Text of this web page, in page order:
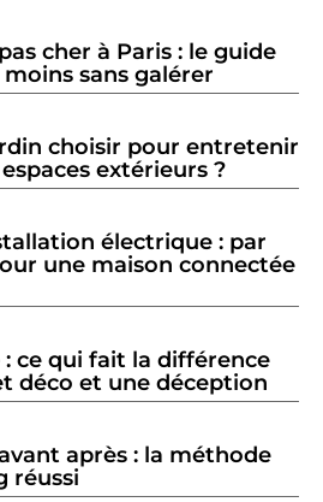
cher à Paris : le guide
sans galérer
choisir pour entretenir
extérieurs ?
électrique : par
une maison connectée
ce qui fait la différence
déco et une déception
après : la méthode
réussi